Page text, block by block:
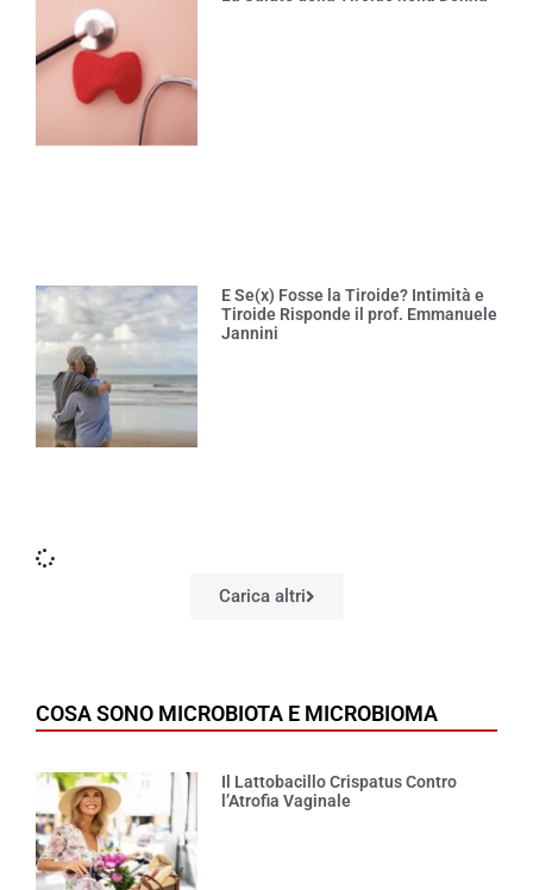
E Se(x) Fosse la Tiroide? Intimità e
Tiroide Risponde il prof. Emmanuele
Jannini
Carica altri
COSA SONO MICROBIOTA E MICROBIOMA
Il Lattobacillo Crispatus Contro
l’Atrofia Vaginale